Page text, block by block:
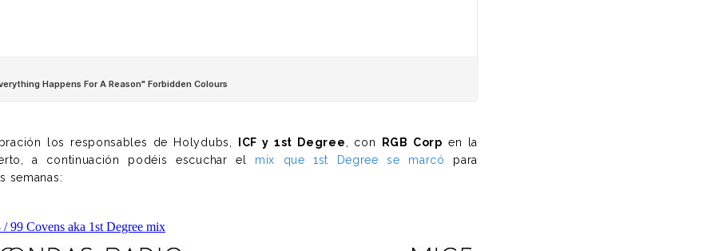
los responsables de Holydubs, ICF y 1st Degree, con RGB Corp en la
a continuación podéis escuchar el mix que 1st Degree se marcó
para
semanas: